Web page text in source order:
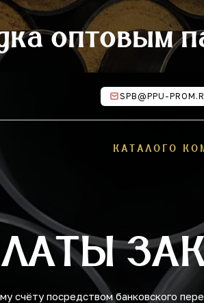
оптовым
SPB@PPU-
КАТАЛОГО
счёту посредством банковского